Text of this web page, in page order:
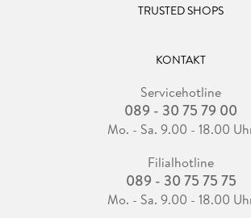
TRUSTED SHOPS
KONTAKT
Servicehotline
089 - 30 75 79 00
Mo. - Sa. 9.00 - 18.00
Filialhotline
089 - 30 75 75 75
Mo. - Sa. 9.00 - 18.00